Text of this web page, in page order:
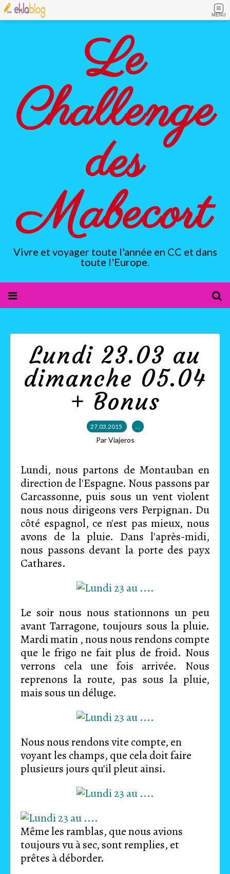
MENU
Le
Challenge
des
Mabecort
Vivre et voyager toute l'année en CC et dans
toute l'Europe.
Lundi 23.03 au
dimanche 05.04
+ Bonus
27.03.2015 …
Par Viajeros
Lundi, nous partons de Montauban en
direction de l'Espagne. Nous passons par
Carcassonne, puis sous un vent violent
nous nous dirigeons vers Perpignan. Du
côté espagnol, ce n'est pas mieux, nous
avons de la pluie. Dans l'après-midi,
nous passons devant la porte des payx
Cathares.
Le soir nous nous stationnons un peu
avant Tarragone, toujours sous la pluie.
Mardi matin , nous nous rendons compte
que le frigo ne fait plus de froid. Nous
verrons cela une fois arrivée. Nous
reprenons la route, pas sous la pluie,
mais sous un déluge.
Nous nous rendons vite compte, en
voyant les champs, que cela doit faire
plusieurs jours qu'il pleut ainsi.
Même les ramblas, que nous avions
toujours vu à sec, sont remplies, et
prêtes à déborder.